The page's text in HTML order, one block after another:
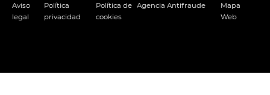
Aviso
legal
Política
privacidad
Política de
cookies
Agencia Antifraude
Mapa
Web